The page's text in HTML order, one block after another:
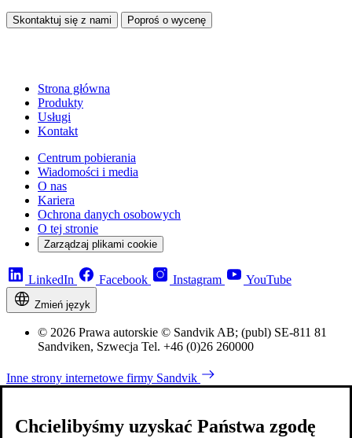
Skontaktuj się z nami Poproś o wycenę
Strona główna
Produkty
Usługi
Kontakt
Centrum pobierania
Wiadomości i media
O nas
Kariera
Ochrona danych osobowych
O tej stronie
Zarządzaj plikami cookie
LinkedIn Facebook Instagram YouTube
Zmień język
© 2026 Prawa autorskie © Sandvik AB; (publ) SE-811 81
Sandviken, Szwecja Tel. +46 (0)26 260000
Inne strony internetowe firmy Sandvik
Chcielibyśmy uzyskać Państwa zgodę